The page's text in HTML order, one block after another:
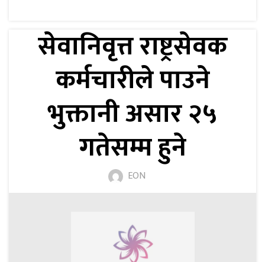
सेवानिवृत्त राष्ट्रसेवक
कर्मचारीले पाउने
भुक्तानी असार २५
गतेसम्म हुने
EON